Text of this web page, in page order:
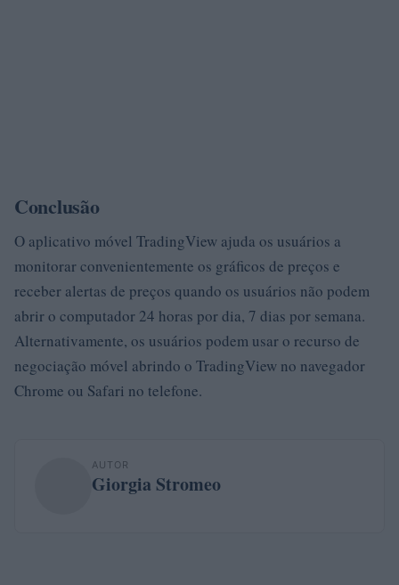
Conclusão
O aplicativo móvel TradingView ajuda os usuários a
monitorar convenientemente os gráficos de preços e
receber alertas de preços quando os usuários não podem
abrir o computador 24 horas por dia, 7 dias por semana.
Alternativamente, os usuários podem usar o recurso de
negociação móvel abrindo o TradingView no navegador
Chrome ou Safari no telefone.
AUTOR
Giorgia Stromeo